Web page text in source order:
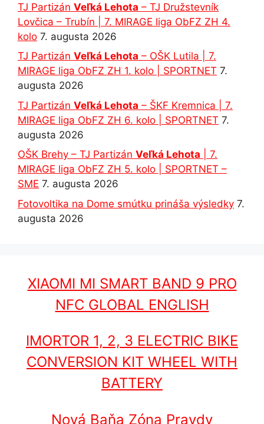
TJ Partizán Veľká Lehota – TJ Družstevník
Lovčica – Trubín | 7. MIRAGE liga ObFZ ZH 4.
kolo 7. augusta 2026
TJ Partizán Veľká Lehota – OŠK Lutila | 7.
MIRAGE liga ObFZ ZH 1. kolo | SPORTNET 7.
augusta 2026
TJ Partizán Veľká Lehota – ŠKF Kremnica | 7.
MIRAGE liga ObFZ ZH 6. kolo | SPORTNET 7.
augusta 2026
OŠK Brehy – TJ Partizán Veľká Lehota | 7.
MIRAGE liga ObFZ ZH 5. kolo | SPORTNET –
SME 7. augusta 2026
Fotovoltika na Dome smútku prináša výsledky 7.
augusta 2026
XIAOMI MI SMART BAND 9 PRO
NFC GLOBAL ENGLISH
IMORTOR 1, 2, 3 ELECTRIC BIKE
CONVERSION KIT WHEEL WITH
BATTERY
Nová Baňa Zóna Pravdy